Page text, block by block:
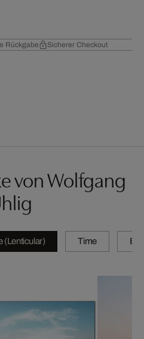
Rückgabe Sicherer Checkout
von Wolfgang
(Lenticular) Time By